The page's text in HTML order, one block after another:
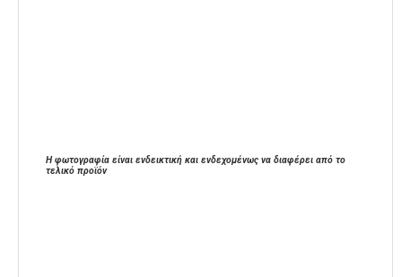
Η φωτογραφία είναι ενδεικτική και ενδεχομένως να διαφέρει από το
τελικό προϊόν